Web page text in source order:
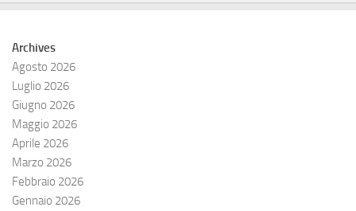
Archives
Agosto 2026
Luglio 2026
Giugno 2026
Maggio 2026
Aprile 2026
Marzo 2026
Febbraio 2026
Gennaio 2026